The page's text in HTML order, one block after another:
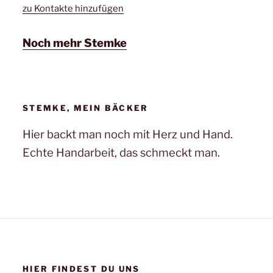
zu Kontakte hinzufügen
Noch mehr Stemke
STEMKE, MEIN BÄCKER
Hier backt man noch mit Herz und Hand.
Echte Handarbeit, das schmeckt man.
HIER FINDEST DU UNS